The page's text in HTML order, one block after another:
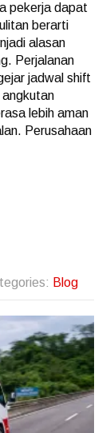
pekerja dapat
berarti
alasan
Perjalanan
jadwal shift
angkutan
lebih aman
Perusahaan
Blog